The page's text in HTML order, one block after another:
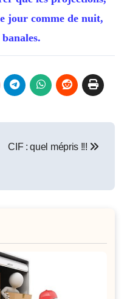
jour comme de nuit,
CIF : quel mépris !!!